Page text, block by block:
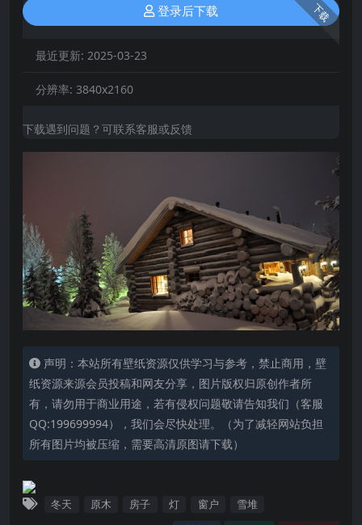
下载
登录后下载
最近更新: 2025-03-23
分辨率: 3840x2160
下载遇到问题？可联系客服或反馈
声明：本站所有壁纸资源仅供学习与参考，禁止商用，壁
纸资源来源会员投稿和网友分享，图片版权归原创作者所
有，请勿用于商业用途，若有侵权问题敬请告知我们（客服
QQ:199699994），我们会尽快处理。（为了减轻网站负担
所有图片均被压缩，需要高清原图请下载）
冬天 原木 房子 灯 窗户 雪堆